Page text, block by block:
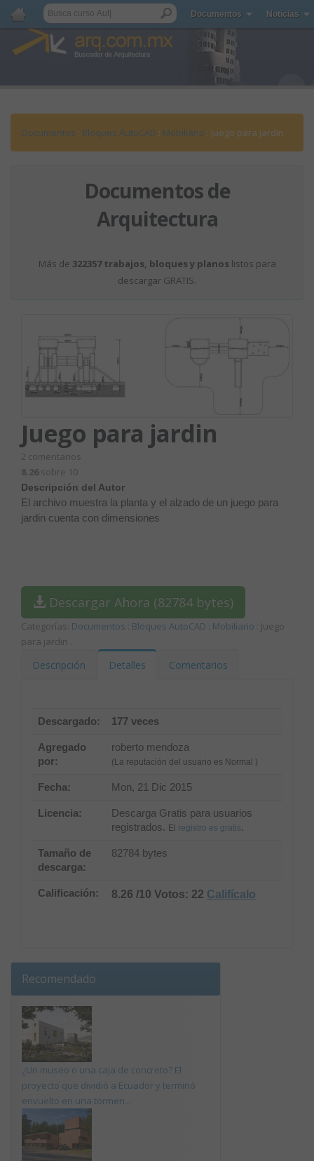
Documentos Noticias
Documentos : Bloques AutoCAD : Mobiliario : Juego para jardin
Documentos de
Arquitectura
Más de 322357 trabajos, bloques y planos listos para
descargar GRATIS.
Juego para jardin
2 comentarios
8.26sobre 10
Descripción del Autor
El archivo muestra la planta y el alzado de un juego para
jardin cuenta con dimensiones
Descargar Ahora (82784 bytes)
Categorías: Documentos Bloques AutoCAD Mobiliario : Juego
para jardin
Descripción Detalles Comentarios
Descargado: 177 veces
Agregado
por:
roberto mendoza
(La reputación del usuario es Normal )
Fecha: Mon, 21 Dic 2015
Licencia:
Descarga Gratis para usuarios
registrados. El registro es gratis.
Tamaño de
descarga:
82784 bytes
Calificación: 8.26 /10 Votos: 22 Califícalo
Recomendado
¿Un museo o una caja de concreto? El
proyecto que dividió a Ecuador y terminó
envuelto en una tormen...